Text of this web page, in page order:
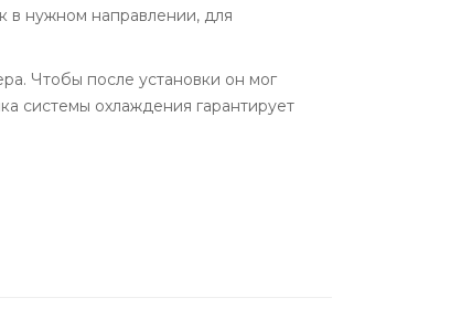
в нужном направлении, для
Чтобы после установки он мог
системы охлаждения гарантирует